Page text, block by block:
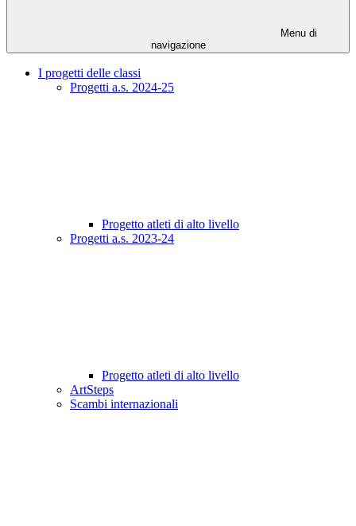
Menu di
navigazione
I progetti delle classi
Progetti a.s. 2024-25
Progetto atleti di alto livello
Progetti a.s. 2023-24
Progetto atleti di alto livello
ArtSteps
Scambi internazionali